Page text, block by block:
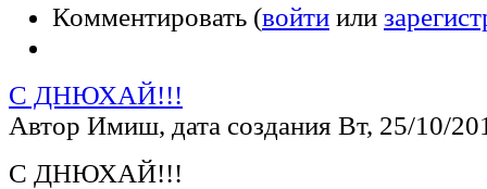
Комментировать (войти или
С ДНЮХАЙ!!!
Автор Имиш, дата создания Вт, 25/10/
С ДНЮХАЙ!!!